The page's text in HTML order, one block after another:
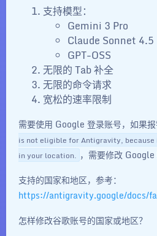
支持模型：
Gemini 3 Pro
Claude Sonnet 4.5
GPT-OSS
无限的 Tab 补全
无限的命令请求
宽松的速率限制
需要使用 Google 登录账号，如果报
is not eligible for Antigravity,
in your location. ，需要修改 Google
支持的国家和地区，参考：
https://antigravity.google/docs/
怎样修改谷歌账号的国家或地区？